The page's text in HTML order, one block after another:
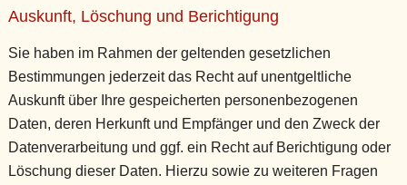
Auskunft, Löschung und Berichtigung
Sie haben im Rahmen der geltenden gesetzlichen
Bestimmungen jederzeit das Recht auf unentgeltliche
Auskunft über Ihre gespeicherten personenbezogenen
Daten, deren Herkunft und Empfänger und den Zweck der
Datenverarbeitung und ggf. ein Recht auf Berichtigung oder
Löschung dieser Daten. Hierzu sowie zu weiteren Fragen